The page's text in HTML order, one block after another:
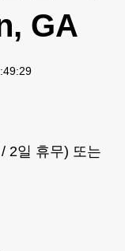
GA
2일 휴무) 또는